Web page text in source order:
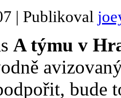
| Publikoval
A týmu v
bude